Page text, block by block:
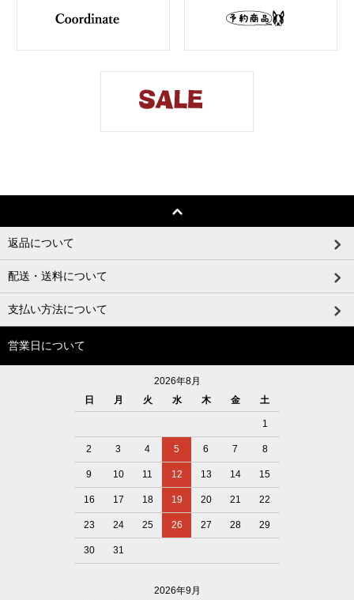
返品について
配送・送料について
支払い方法について
営業日について
2026年8月
日
月 火 水 木 金 土
1
2 3 4 5 6 7 8
9 10 11 12 13 14 15
16 17 18 19 20 21 22
23 24 25 26 27 28 29
30 31
2026年9月